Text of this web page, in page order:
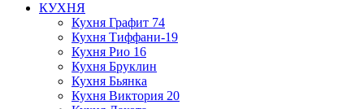
КУХНЯ
Кухня Графит 74
Кухня Тиффани-19
Кухня Рио 16
Кухня Бруклин
Кухня Бьянка
Кухня Виктория 20